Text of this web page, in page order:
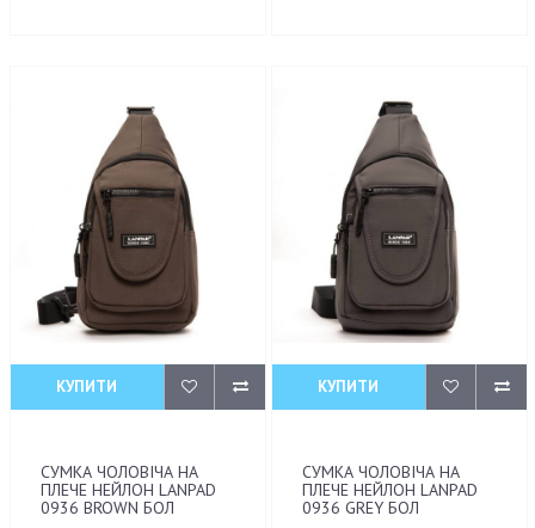
КУПИТИ
СУМКА ЧОЛОВІЧА НА
ПЛЕЧЕ НЕЙЛОН LANPAD
0936 BROWN БОЛ
КУПИТИ
СУМКА ЧОЛОВІЧА НА
ПЛЕЧЕ НЕЙЛОН LANPAD
0936 GREY БОЛ